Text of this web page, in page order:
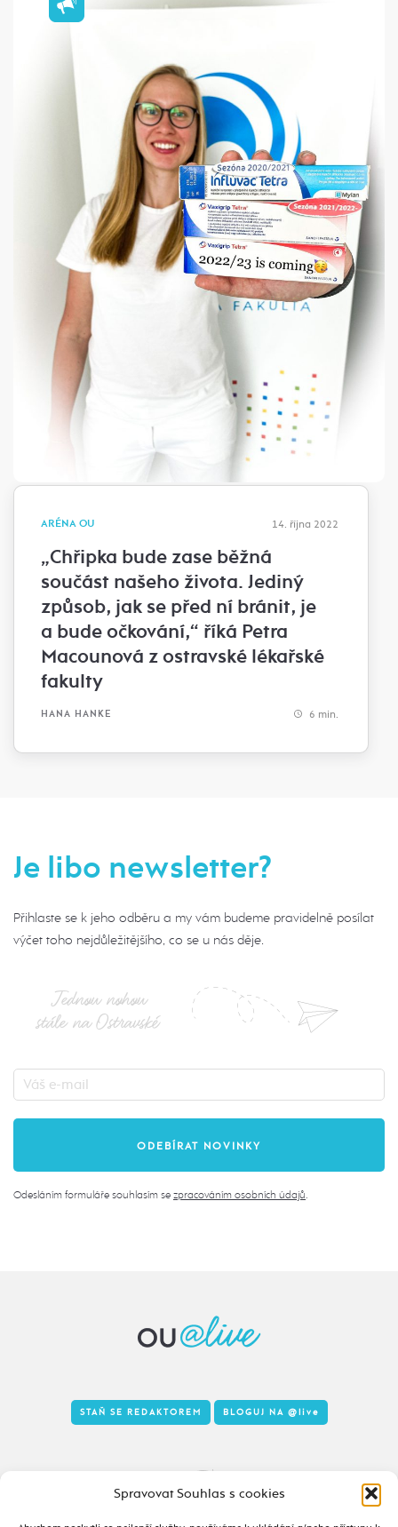
Spravovat Souhlas s cookies
ARÉNA OU 14. října 2022
„Chřipka bude zase běžná
součást našeho života. Jediný
způsob, jak se před ní bránit, je
a bude očkování,“ říká Petra
Macounová z ostravské lékařské
fakulty
HANA HANKE 6 min.
Je libo newsletter?
Přihlaste se k jeho odběru a my vám budeme pravidelně posílat
výčet toho nejdůležitějšího, co se u nás děje.
Jednou nohou
stále na Ostravské
Odesláním formuláře souhlasím se zpracováním osobních údajů
Tady to taky žije
STAŇ SE REDAKTOREM BLOGUJ NA @live